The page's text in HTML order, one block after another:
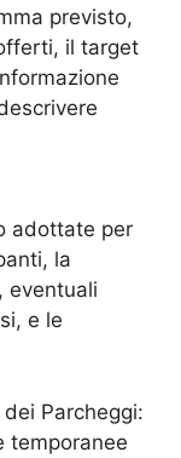
previsto,
il target
adottate per
la
eventuali
e le
Parcheggi:
temporanee